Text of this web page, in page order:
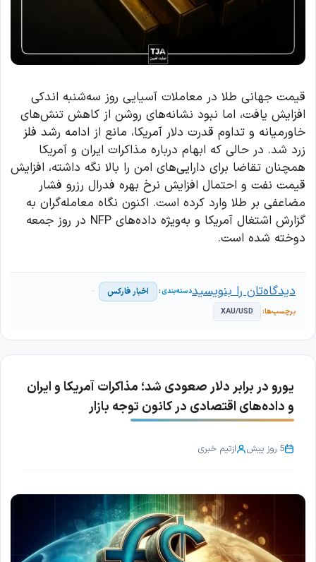
قیمت جهانی طلا در معاملات آسیایی روز سه‌شنبه اندکی
افزایش یافت، اما نبود نشانه‌های روشن از کاهش تنش‌های
خاورمیانه و تداوم قدرت دلار آمریکا، مانع از ادامه رشد فلز
زرد شد. در حالی که ابهام درباره مذاکرات ایران و آمریکا
همچنان تقاضا برای دارایی‌های امن را بالا نگه داشته، افزایش
قیمت نفت و احتمال افزایش نرخ بهره فدرال رزرو فشار
مضاعفی بر طلا وارد کرده است. اکنون نگاه معامله‌گران به
گزارش اشتغال آمریکا و به‌ویژه داده‌های NFP در روز جمعه
دوخته شده است.
اخبار فارکس
XAU/USD
دیدگاه‌تان را بنویسید
یورو در برابر دلار صعودی شد؛ مذاکرات آمریکا و ایران
و داده‌های اقتصادی در کانون توجه بازار
5 روز پیش ازتیم خبری